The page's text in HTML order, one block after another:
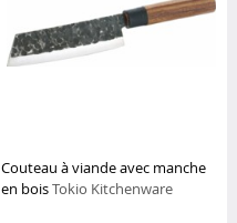
Couteau à viande avec manche
en boisTokio Kitchenware